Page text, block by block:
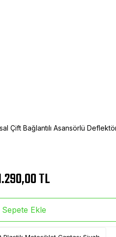
Çift Bağlantılı Asansörlü
TL
Sepete Ekle